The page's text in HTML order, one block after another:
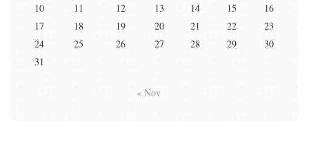
10
11 12 13 14 15
16
17
18 19 20 21 22
23
24
25 26 27 28 29
30
31
« Nov